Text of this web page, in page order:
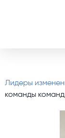
Лидеры
команды команд